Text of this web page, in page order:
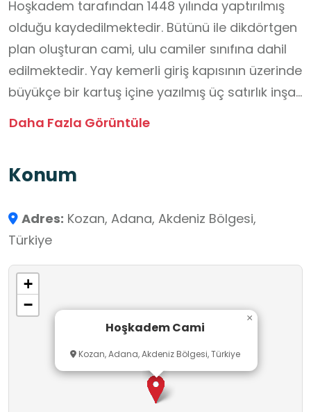
Hoşkadem tarafından 1448 yılında yaptırılmış
olduğu kaydedilmektedir. Bütünü ile dikdörtgen
plan oluşturan cami, ulu camiler sınıfına dahil
edilmektedir. Yay kemerli giriş kapısının üzerinde
büyükçe bir kartuş içine yazılmış üç satırlık inşa
kitabesi bulunmaktadır. Halk tarafından Büyük
Daha Fazla Görüntüle
Konum
Adres: Kozan, Adana, Akdeniz Bölgesi,
Türkiye
Hoşkadem Cami
Kozan, Adana, Akdeniz Bölgesi, Türkiye
×
+
−